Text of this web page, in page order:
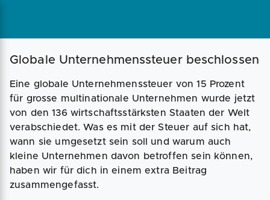
Magazin Businessplan Fördermittel
Globale Unternehmenssteuer beschlossen
Eine globale Unternehmenssteuer von 15 Prozent
für grosse multinationale Unternehmen wurde jetzt
von den 136 wirtschaftsstärksten Staaten der Welt
verabschiedet. Was es mit der Steuer auf sich hat,
wann sie umgesetzt sein soll und warum auch
kleine Unternehmen davon betroffen sein können,
haben wir für dich in einem extra Beitrag
zusammengefasst.